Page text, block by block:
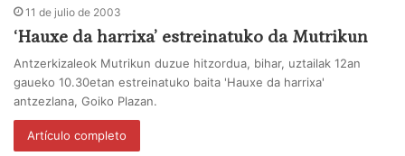
11 de julio de 2003
‘Hauxe da harrixa’ estreinatuko da Mutrikun
Antzerkizaleok Mutrikun duzue hitzordua, bihar, uztailak 12an
gaueko 10.30etan estreinatuko baita 'Hauxe da harrixa'
antzezlana, Goiko Plazan.
Artículo completo